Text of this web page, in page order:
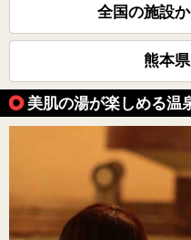
全国の施設
熊本
美肌の湯が楽しめる温